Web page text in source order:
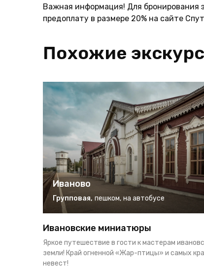
Важная информация! Для бронирования
предоплату в размере 20% на сайте
Похожие
Иваново
Групповая, пешком, на автобусе
Ивановские миниатюры
Яркое путешествие в гости к мастерам
земли! Край огненной «Жар-птицы» и самых
невест!